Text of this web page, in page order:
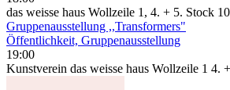
das weisse haus Wollzeile 1, 4. + 5. Stock
Gruppenausstellung ,,Transformers"
Öffentlichkeit, Gruppenausstellung
19:00
Kunstverein das weisse haus Wollzeile 1 4.